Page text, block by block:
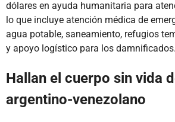
dólares en ayuda humanitaria para
lo que incluye atención médica de
agua potable, saneamiento, refugios
y apoyo logístico para los damnificados.
Hallan el cuerpo sin vida
argentino-venezolano